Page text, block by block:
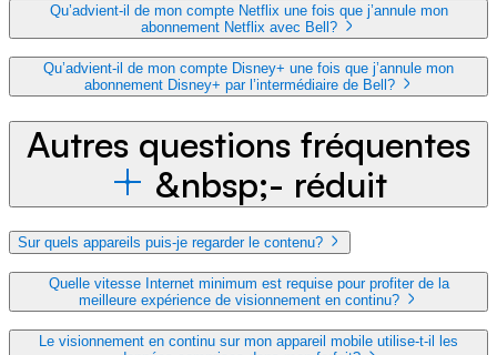
Qu’advient-il de mon compte Netflix une fois que j’annule mon
abonnement Netflix avec Bell?
Qu’advient-il de mon compte Disney+ une fois que j’annule mon
abonnement Disney+ par l’intermédiaire de Bell?
Autres questions fréquentes
&nbsp;- réduit
Sur quels appareils puis-je regarder le contenu?
Quelle vitesse Internet minimum est requise pour profiter de la
meilleure expérience de visionnement en continu?
Le visionnement en continu sur mon appareil mobile utilise-t-il les